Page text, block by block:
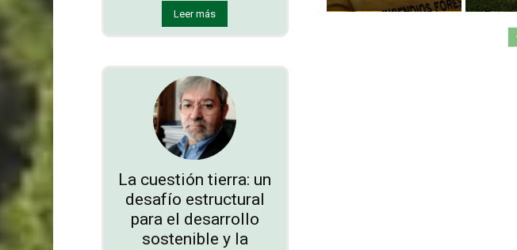
Leer más
La cuestión tierra: un
desafío estructural
para el desarrollo
sostenible y la